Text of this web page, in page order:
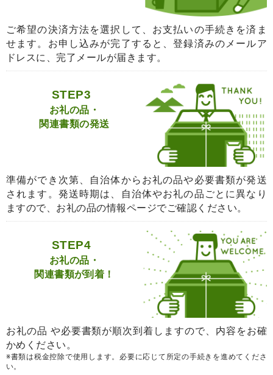
ご希望の決済方法を選択して、お支払いの手続きを済ま
せます。お申し込みが完了すると、登録済みのメールア
ドレスに、完了メールが届きます。
STEP3
お礼の品・
関連書類の発送
準備ができ次第、自治体からお礼の品や必要書類が発送
されます。発送時期は、自治体やお礼の品ごとに異なり
ますので、お礼の品の情報ページでご確認ください。
STEP4
お礼の品・
関連書類が到着！
お礼の品 や必要書類が順次到着しますので、内容をお確
かめください。
※書類は税金控除で使用します。必要に応じて所定の手続きを進めてくださ
い。